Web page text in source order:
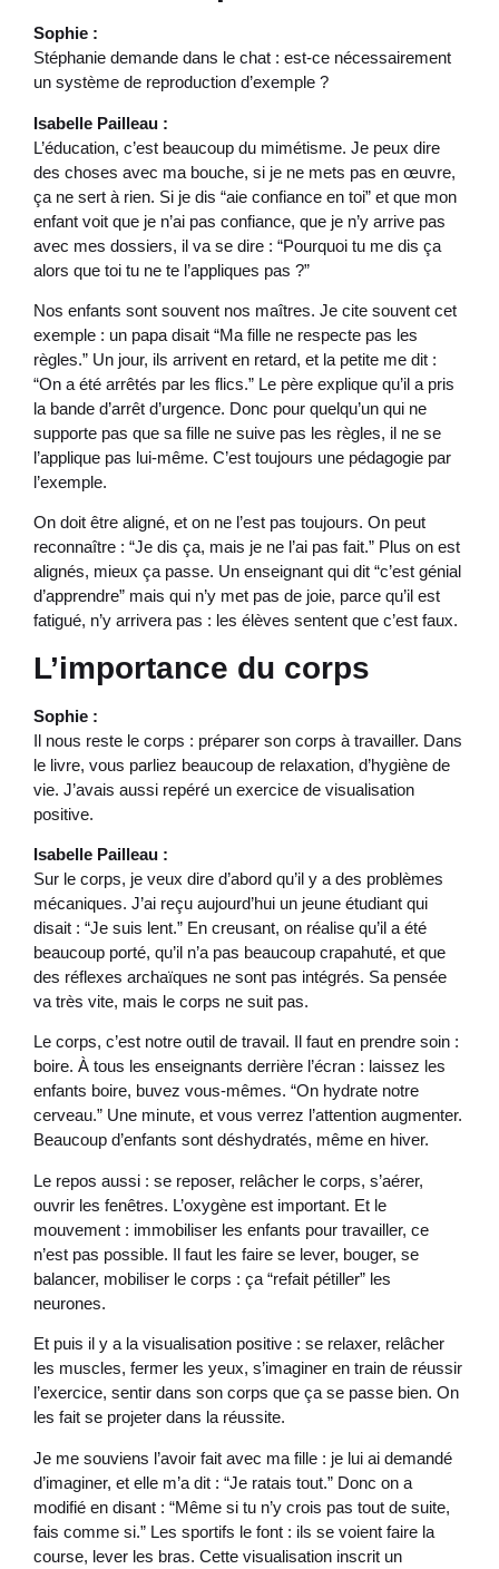
Sophie :
Stéphanie demande dans le chat : est-ce nécessairement
un système de reproduction d’exemple ?
Isabelle Pailleau :
L’éducation, c’est beaucoup du mimétisme. Je peux dire
des choses avec ma bouche, si je ne mets pas en œuvre,
ça ne sert à rien. Si je dis “aie confiance en toi” et que mon
enfant voit que je n’ai pas confiance, que je n’y arrive pas
avec mes dossiers, il va se dire : “Pourquoi tu me dis ça
alors que toi tu ne te l’appliques pas ?”
Nos enfants sont souvent nos maîtres. Je cite souvent cet
exemple : un papa disait “Ma fille ne respecte pas les
règles.” Un jour, ils arrivent en retard, et la petite me dit :
“On a été arrêtés par les flics.” Le père explique qu’il a pris
la bande d’arrêt d’urgence. Donc pour quelqu’un qui ne
supporte pas que sa fille ne suive pas les règles, il ne se
l’applique pas lui-même. C’est toujours une pédagogie par
l’exemple.
On doit être aligné, et on ne l’est pas toujours. On peut
reconnaître : “Je dis ça, mais je ne l’ai pas fait.” Plus on est
alignés, mieux ça passe. Un enseignant qui dit “c’est génial
d’apprendre” mais qui n’y met pas de joie, parce qu’il est
fatigué, n’y arrivera pas : les élèves sentent que c’est faux.
L’importance du corps
Sophie :
Il nous reste le corps : préparer son corps à travailler. Dans
le livre, vous parliez beaucoup de relaxation, d’hygiène de
vie. J’avais aussi repéré un exercice de visualisation
positive.
Isabelle Pailleau :
Sur le corps, je veux dire d’abord qu’il y a des problèmes
mécaniques. J’ai reçu aujourd’hui un jeune étudiant qui
disait : “Je suis lent.” En creusant, on réalise qu’il a été
beaucoup porté, qu’il n’a pas beaucoup crapahuté, et que
des réflexes archaïques ne sont pas intégrés. Sa pensée
va très vite, mais le corps ne suit pas.
Le corps, c’est notre outil de travail. Il faut en prendre soin :
boire. À tous les enseignants derrière l’écran : laissez les
enfants boire, buvez vous-mêmes. “On hydrate notre
cerveau.” Une minute, et vous verrez l’attention augmenter.
Beaucoup d’enfants sont déshydratés, même en hiver.
Le repos aussi : se reposer, relâcher le corps, s’aérer,
ouvrir les fenêtres. L’oxygène est important. Et le
mouvement : immobiliser les enfants pour travailler, ce
n’est pas possible. Il faut les faire se lever, bouger, se
balancer, mobiliser le corps : ça “refait pétiller” les
neurones.
Et puis il y a la visualisation positive : se relaxer, relâcher
les muscles, fermer les yeux, s’imaginer en train de réussir
l’exercice, sentir dans son corps que ça se passe bien. On
les fait se projeter dans la réussite.
Je me souviens l’avoir fait avec ma fille : je lui ai demandé
d’imaginer, et elle m’a dit : “Je ratais tout.” Donc on a
modifié en disant : “Même si tu n’y crois pas tout de suite,
fais comme si.” Les sportifs le font : ils se voient faire la
course, lever les bras. Cette visualisation inscrit un